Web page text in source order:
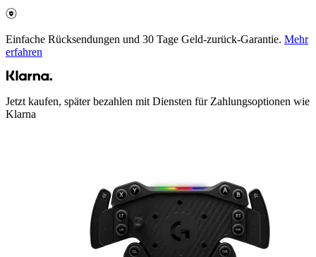
Einfache Rücksendungen und 30 Tage Geld-zurück-Garantie. Mehr
erfahren
Jetzt kaufen, später bezahlen mit Diensten für Zahlungsoptionen wie
Klarna